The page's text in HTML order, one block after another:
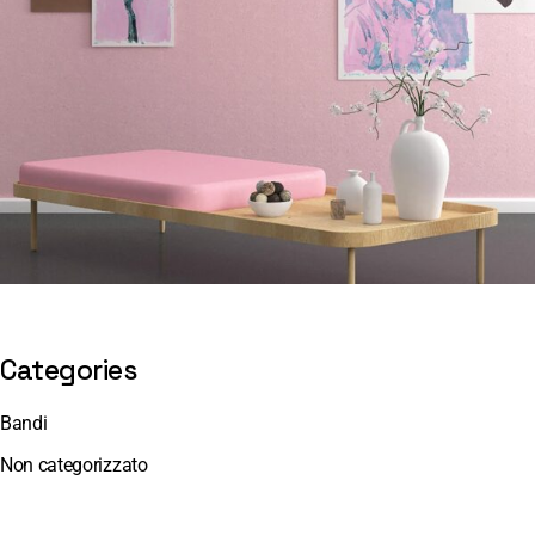
Categories
Bandi
Non categorizzato